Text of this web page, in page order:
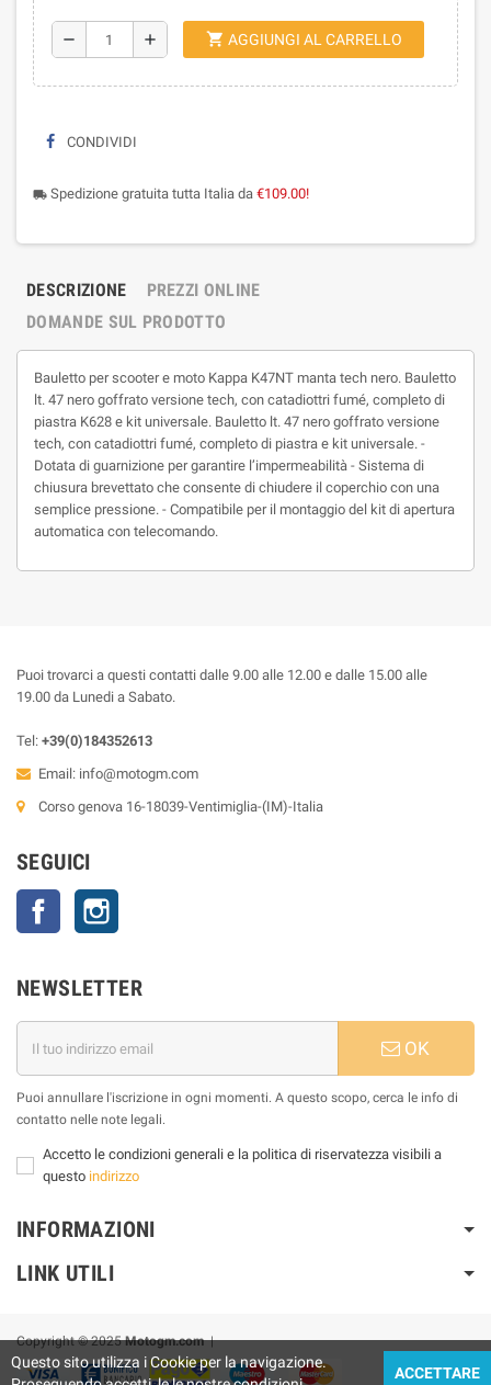
remove add shopping_cart AGGIUNGI AL CARRELLO
CONDIVIDI
local_shipping Spedizione gratuita tutta Italia da €109.00!
DESCRIZIONE
PREZZI ONLINE
DOMANDE SUL PRODOTTO
Bauletto per scooter e moto Kappa K47NT manta tech nero. Bauletto
lt. 47 nero goffrato versione tech, con catadiottri fumé, completo di
piastra K628 e kit universale. Bauletto lt. 47 nero goffrato versione
tech, con catadiottri fumé, completo di piastra e kit universale. -
Dotata di guarnizione per garantire l’impermeabilità - Sistema di
chiusura brevettato che consente di chiudere il coperchio con una
semplice pressione. - Compatibile per il montaggio del kit di apertura
automatica con telecomando.
Puoi trovarci a questi contatti dalle 9.00 alle 12.00 e dalle 15.00 alle
19.00 da Lunedi a Sabato.
Tel: +39(0)184352613
Email: info@motogm.com
Corso genova 16-18039-Ventimiglia-(IM)-Italia
SEGUICI
Facebook
NEWSLETTER
OK
Puoi annullare l'iscrizione in ogni momenti. A questo scopo, cerca le info di
contatto nelle note legali.
Accetto le condizioni generali e la politica di riservatezza visibili a
questo indirizzo
INFORMAZIONI
LINK UTILI
Copyright © 2025Motogm.com|
Questo sito utilizza i Cookie per la navigazione.
ACCETTARE